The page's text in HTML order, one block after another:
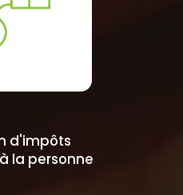
d'impôts
la personne